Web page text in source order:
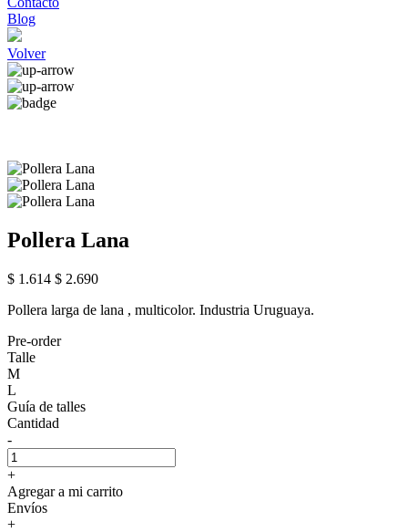
Blog
Volver
Pollera Lana
$ 1.614 $ 2.690
Pollera larga de lana , multicolor. Industria Uruguaya.
Pre-order
Talle
M
L
Guía de talles
Cantidad
-
+
Agregar a mi carrito
Envíos
+